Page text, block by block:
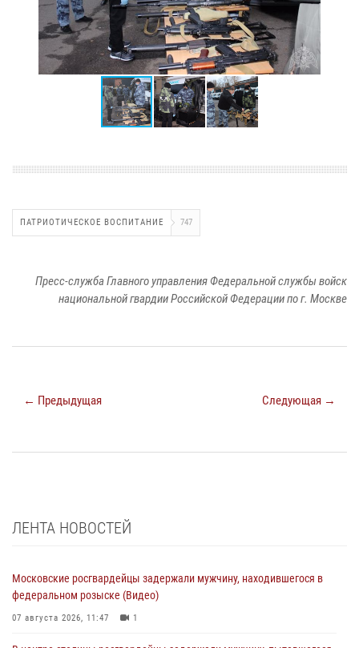
ПАТРИОТИЧЕСКОЕ ВОСПИТАНИЕ 747
Пресс-служба Главного управления Федеральной службы войск
национальной гвардии Российской Федерации по г. Москве
← Предыдущая Следующая →
ЛЕНТА НОВОСТЕЙ
Московские росгвардейцы задержали мужчину, находившегося в
федеральном розыске (Видео)
07 августа 2026, 11:47 1